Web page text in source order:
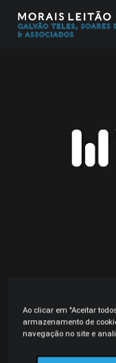
Ao clicar em "Aceitar
armazenamento de
navegação no site e